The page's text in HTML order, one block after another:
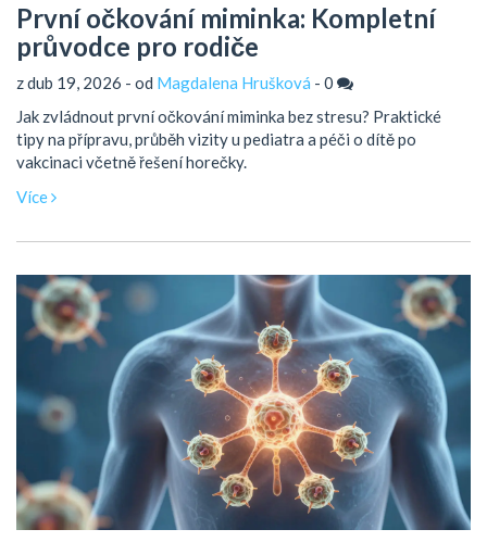
První očkování miminka: Kompletní
průvodce pro rodiče
z dub 19, 2026 - od Magdalena Hrušková - 0
Jak zvládnout první očkování miminka bez stresu? Praktické
tipy na přípravu, průběh vizity u pediatra a péči o dítě po
vakcinaci včetně řešení horečky.
Více